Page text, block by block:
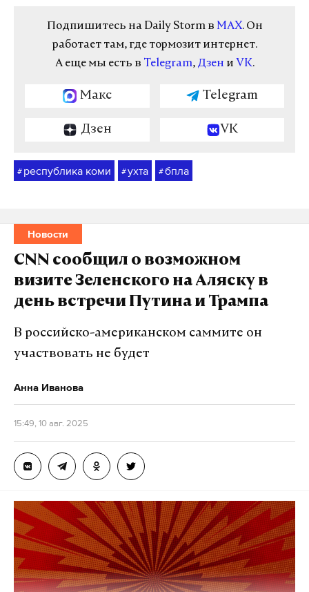
Подпишитесь на Daily Storm в MAX. Он
работает там, где тормозит интернет.
А еще мы есть в Telegram, Дзен и VK.
Макс Telegram
Дзен VK
# республика коми #ухта #бпла
Новости
CNN сообщил о возможном
визите Зеленского на Аляску в
день встречи Путина и Трампа
В российско-американском саммите он
участвовать не будет
Анна Иванова
15:49, 10 авг. 2025